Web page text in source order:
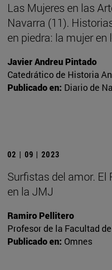
Las Mujeres en las
Navarra (11).
en piedra: la mujer
Javier Andreu Pintado
Catedrático de Historia
Publicado en: Diario de
02 | 09 | 2023
Surfistas del amor. El
en la JMJ
Ramiro Pellitero
Profesor de la Facultad
Publicado en: Omnes